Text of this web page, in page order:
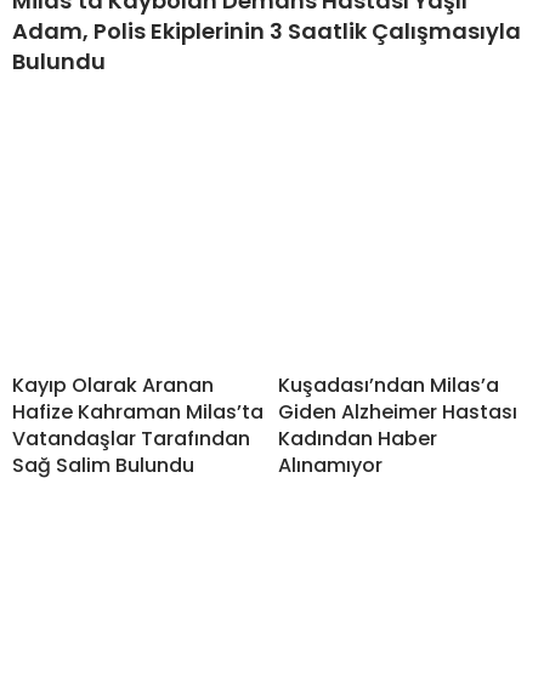
Adam, Polis Ekiplerinin 3 Saatlik Çalışmasıyla
Bulundu
Kayıp Olarak Aranan
Hafize Kahraman Milas’ta
Vatandaşlar Tarafından
Sağ Salim Bulundu
Kuşadası’ndan Milas’a
Giden Alzheimer Hastası
Kadından Haber
Alınamıyor